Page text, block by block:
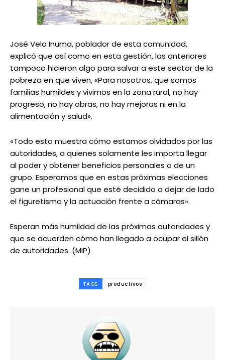
José Vela Inuma, poblador de esta comunidad,
explicó que así como en esta gestión, las anteriores
tampoco hicieron algo para salvar a este sector de la
pobreza en que viven, «Para nosotros, que somos
familias humildes y vivimos en la zona rural, no hay
progreso, no hay obras, no hay mejoras ni en la
alimentación y salud».
«Todo esto muestra cómo estamos olvidados por las
autoridades, a quienes solamente les importa llegar
al poder y obtener beneficios personales o de un
grupo. Esperamos que en estas próximas elecciones
gane un profesional que esté decidido a dejar de lado
el figuretismo y la actuación frente a cámaras».
Esperan más humildad de las próximas autoridades y
que se acuerden cómo han llegado a ocupar el sillón
de autoridades. (MIP)
TAGS productivos